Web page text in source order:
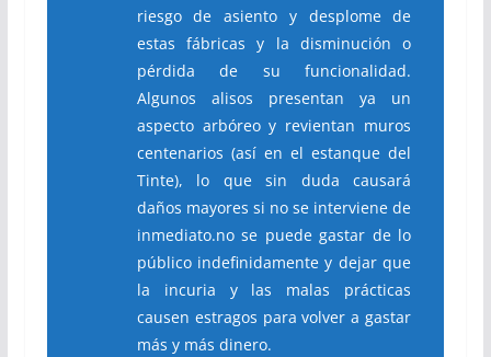
riesgo de asiento y desplome de
estas fábricas y la disminución o
pérdida de su funcionalidad.
Algunos alisos presentan ya un
aspecto arbóreo y revientan muros
centenarios (así en el estanque del
Tinte), lo que sin duda causará
daños mayores si no se interviene de
inmediato.no se puede gastar de lo
público indefinidamente y dejar que
la incuria y las malas prácticas
causen estragos para volver a gastar
más y más dinero.